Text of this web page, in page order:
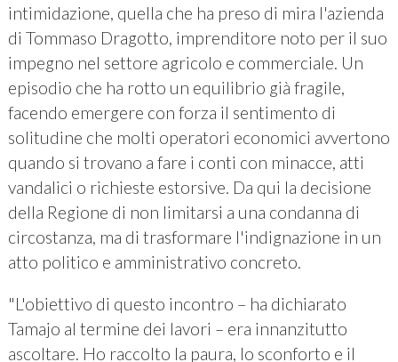
intimidazione, quella che ha preso di mira l'azienda
di Tommaso Dragotto, imprenditore noto per il suo
impegno nel settore agricolo e commerciale. Un
episodio che ha rotto un equilibrio già fragile,
facendo emergere con forza il sentimento di
solitudine che molti operatori economici avvertono
quando si trovano a fare i conti con minacce, atti
vandalici o richieste estorsive. Da qui la decisione
della Regione di non limitarsi a una condanna di
circostanza, ma di trasformare l'indignazione in un
atto politico e amministrativo concreto.
"L'obiettivo di questo incontro – ha dichiarato
Tamajo al termine dei lavori – era innanzitutto
ascoltare. Ho raccolto la paura, lo sconforto e il